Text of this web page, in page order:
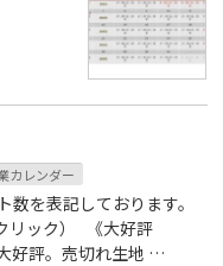
カレンダー
数を表記しております。
リック） 《大好評
好評。売切れ生地 …